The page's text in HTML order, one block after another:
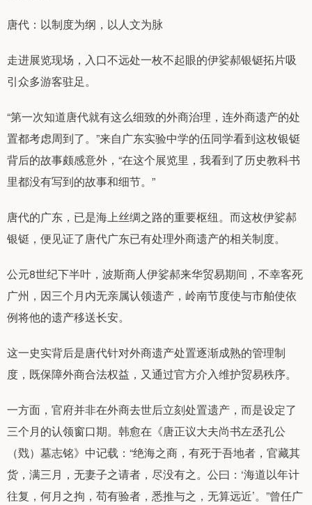
唐代：以制度为纲，以人文为脉
走进展览现场，入口不远处一枚不起眼的伊娑郝银铤拓片吸
引众多游客驻足。
“第一次知道唐代就有这么细致的外商治理，连外商遗产的处
置都考虑周到了。”来自广东实验中学的伍同学看到这枚银铤
背后的故事颇感意外，“在这个展览里，我看到了历史教科书
里都没有写到的故事和细节。”
唐代的广东，已是海上丝绸之路的重要枢纽。而这枚伊娑郝
银铤，便见证了唐代广东已有处理外商遗产的相关制度。
公元8世纪下半叶，波斯商人伊娑郝来华贸易期间，不幸客死
广州，因三个月内无亲属认领遗产，岭南节度使与市舶使依
例将他的遗产移送长安。
这一史实背后是唐代针对外商遗产处置逐渐成熟的管理制
度，既保障外商合法权益，又通过官方介入维护贸易秩序。
一方面，官府并非在外商去世后立刻处置遗产，而是设定了
三个月的认领窗口期。韩愈在《唐正议大夫尚书左丞孔公
（戣）墓志铭》中记载：“绝海之商，有死于吾地者，官藏其
货，满三月，无妻子之请者，尽没有之。公曰：‘海道以年计
往复，何月之拘，苟有验者，悉推与之，无算远近’。”曾任广